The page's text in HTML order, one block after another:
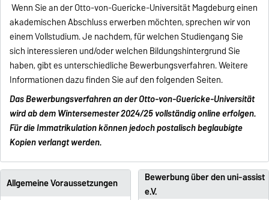
Wenn Sie an der Otto-von-Guericke-Universität Magdeburg einen
akademischen Abschluss erwerben möchten, sprechen wir von
einem Vollstudium. Je nachdem, für welchen Studiengang Sie
sich interessieren und/oder welchen Bildungshintergrund Sie
haben, gibt es unterschiedliche Bewerbungsverfahren. Weitere
Informationen dazu finden Sie auf den folgenden Seiten.
Das Bewerbungsverfahren an der Otto-von-Guericke-Universität
wird ab dem Wintersemester 2024/25 vollständig online erfolgen.
Für die Immatrikulation können jedoch postalisch beglaubigte
Kopien verlangt werden.
Allgemeine Voraussetzungen
Bewerbung über den uni-assist
e.V.